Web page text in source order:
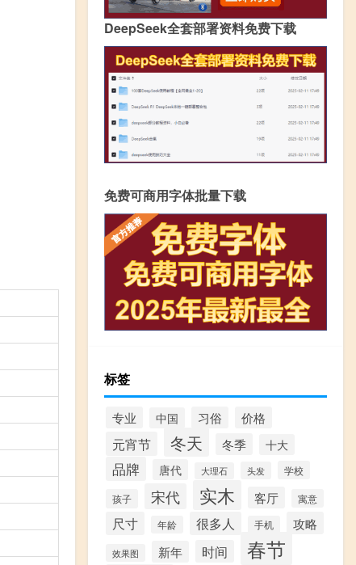
DeepSeek全套部署资料免费下载
免费可商用字体批量下载
标签
专业 中国 习俗 价格
元宵节 冬天 冬季 十大
品牌 唐代 大理石 头发 学校
孩子 宋代 实木 客厅 寓意
尺寸 年龄 很多人 手机 攻略
效果图 新年 时间 春节